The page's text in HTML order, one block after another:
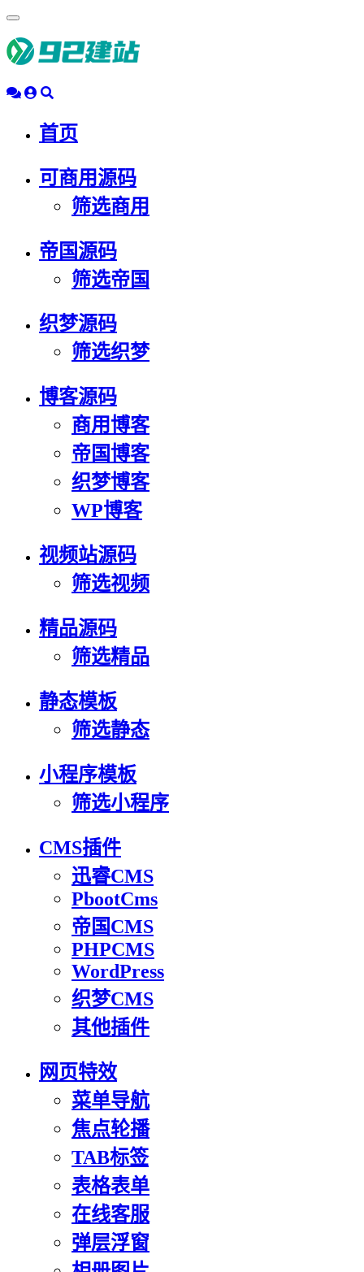
动
导
首页
可商用源码
筛选商用
帝国源码
筛选帝国
织梦源码
筛选织梦
博客源码
商用博客
帝国博客
织梦博客
WP博客
视频站源码
筛选视频
精品源码
筛选精品
静态模板
筛选静态
小程序模板
筛选小程序
CMS插件
迅睿CMS
PbootCms
帝国CMS
PHPCMS
WordPress
织梦CMS
其他插件
网页特效
菜单导航
焦点轮播
TAB标签
表格表单
在线客服
弹层浮窗